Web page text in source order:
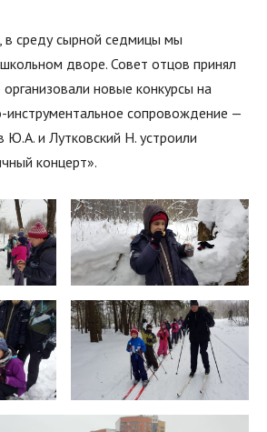
среду сырной седмицы мы
дворе. Совет отцов принял
новые конкурсы на
инструментальное сопровождение —
Ю.А. и Лутковский Н. устроили
концерт».